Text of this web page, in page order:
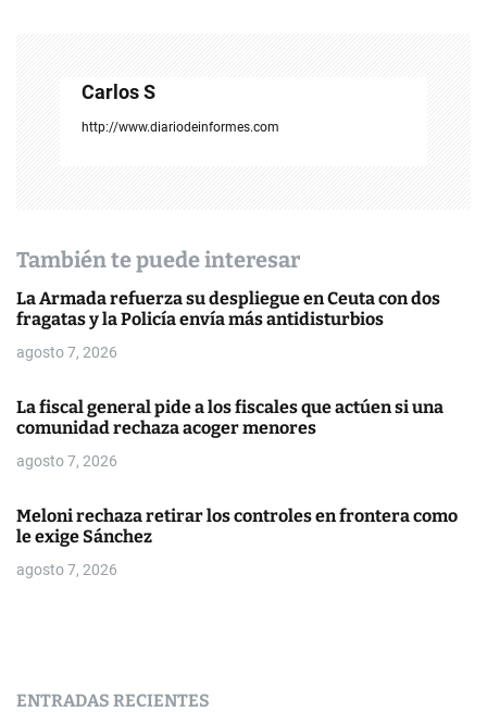
e
e
n
t
r
a
d
Carlos S
http://www.diariodeinformes.com
También te puede interesar
La Armada refuerza su despliegue en Ceuta con dos
fragatas y la Policía envía más antidisturbios
agosto 7, 2026
La fiscal general pide a los fiscales que actúen si una
comunidad rechaza acoger menores
agosto 7, 2026
Meloni rechaza retirar los controles en frontera como
le exige Sánchez
agosto 7, 2026
ENTRADAS RECIENTES